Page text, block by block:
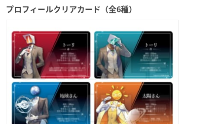
プロフィールクリアカード（全6種）